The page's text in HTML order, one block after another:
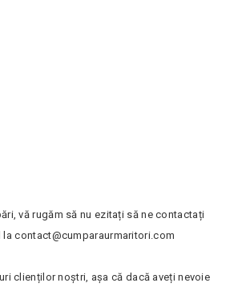
vă rugăm să nu ezitați să ne contactați
lacontact@cumparaurmaritori.com
clienților noștri, așa că dacă aveți nevoie